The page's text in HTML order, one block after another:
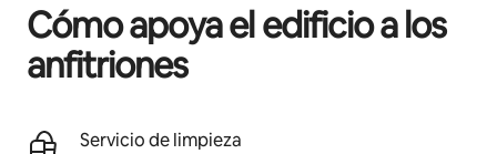
Cómo apoya el edificio a los
anfitriones
Servicio de limpieza